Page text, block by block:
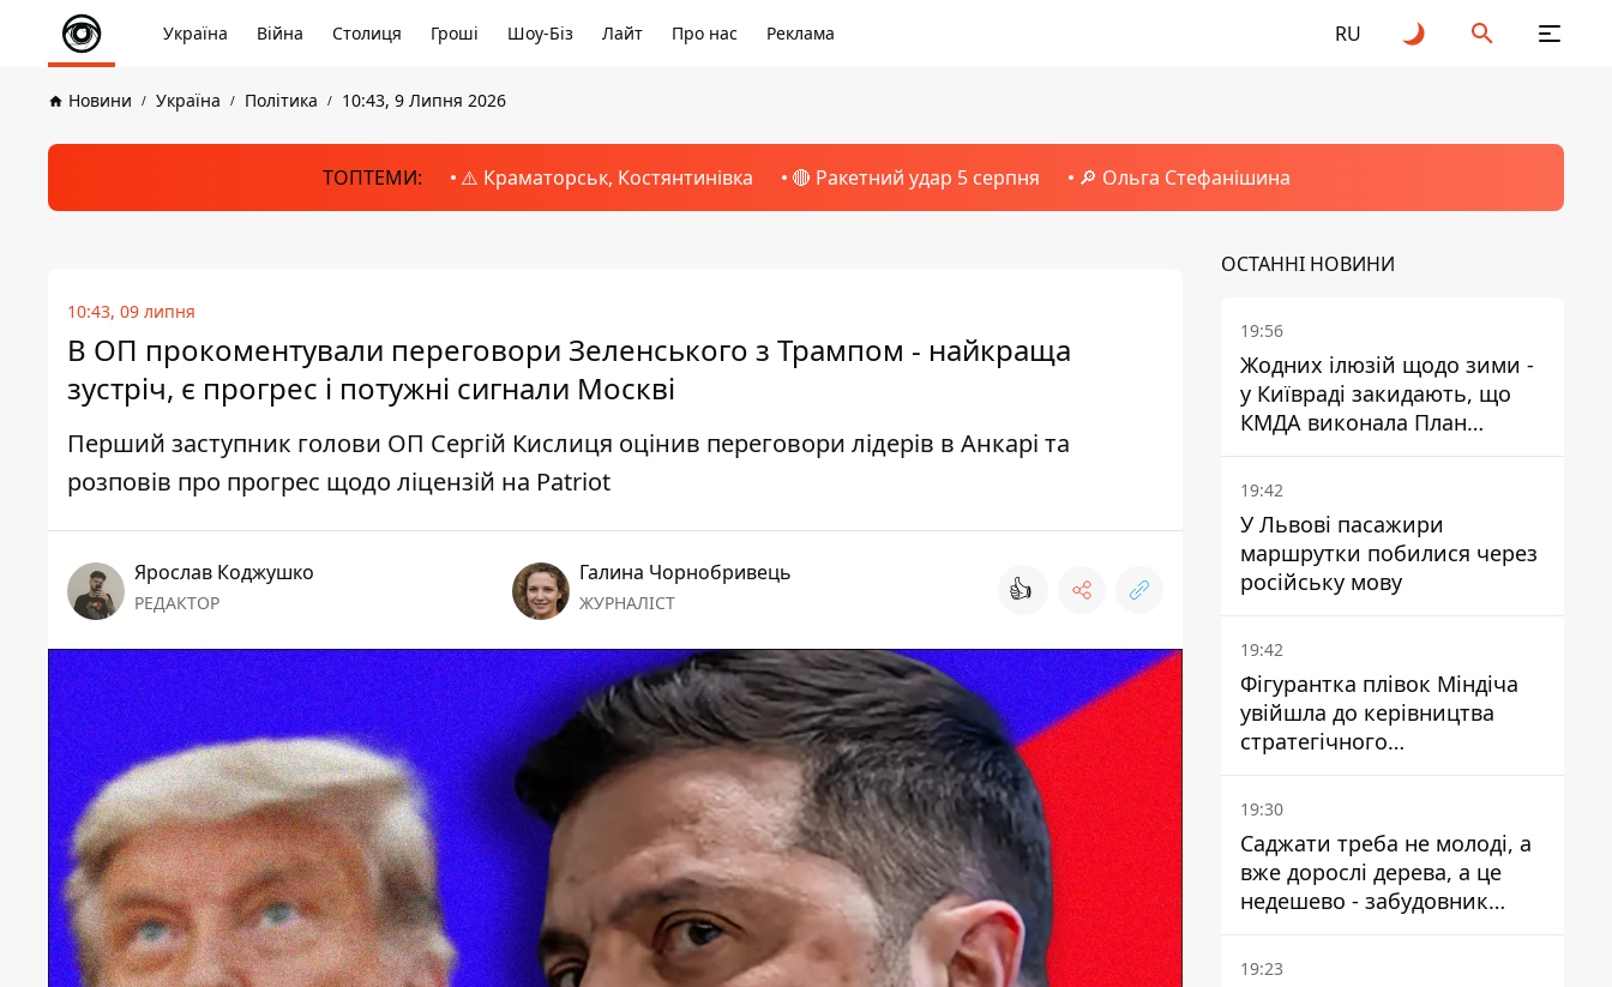
Україна Війна Столиця Гроші Шоу-Біз Лайт Про нас Реклама RU
Новини Україна Політика 10:43, 9 Липня 2026
ТОПТЕМИ: ⚠️ Краматорськ, Костянтинівка 🔴 Ракетний удар 5 серпня 🔎 Ольга Стефанішина
10:43, 09 липня
В ОП прокоментували переговори Зеленського з Трампом - найкраща
зустріч, є прогрес і потужні сигнали Москві
Перший заступник голови ОП Сергій Кислиця оцінив переговори лідерів в Анкарі та
розповів про прогрес щодо ліцензій на Patriot
Ярослав Коджушко
РЕДАКТОР
Галина Чорнобривець
ЖУРНАЛІСТ 👍
ОСТАННІ НОВИНИ
19:56
Жодних ілюзій щодо зими -
у Київраді закидають, що
КМДА виконала План
стійкості на 20%
19:42
У Львові пасажири
маршрутки побилися через
російську мову
19:42
Фігурантка плівок Міндіча
увійшла до керівництва
стратегічного
держпідприємства -
працювала в Енергоатомі та
була заступницею
Галущенка
19:30
Саджати треба не молоді, а
вже дорослі дерева, а це
недешево - забудовник
Ніконов
19:23